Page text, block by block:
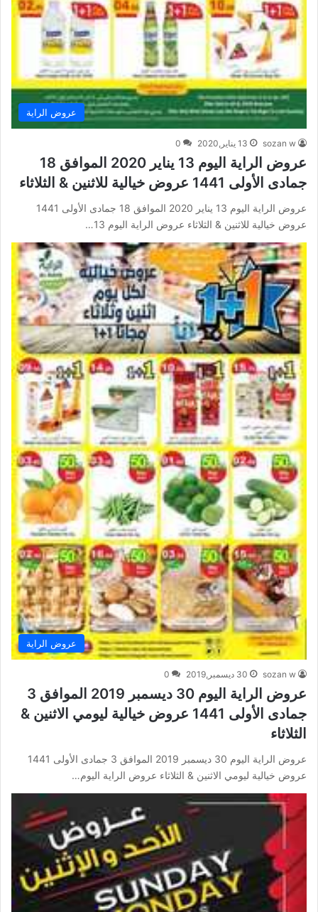
عروض الراية
sozan w 13 يناير,2020 0
عروض الراية اليوم 13 يناير 2020 الموافق 18
جمادى الأولى 1441 عروض خيالية للاثنين & الثلاثاء
عروض الراية اليوم 13 يناير 2020 الموافق 18 جمادى الأولى 1441
عروض خيالية للاثنين & الثلاثاء عروض الراية اليوم 13…
عروض الراية
sozan w 30 ديسمبر,2019 0
عروض الراية اليوم 30 ديسمبر 2019 الموافق 3
جمادى الأولى 1441 عروض خيالية ليومي الاثنين &
الثلاثاء
عروض الراية اليوم 30 ديسمبر 2019 الموافق 3 جمادى الأولى 1441
عروض خيالية ليومي الاثنين & الثلاثاء عروض الراية اليوم…